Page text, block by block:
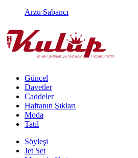
Arzu Sabancı
Güncel
Davetler
Caddeler
Haftanın Şıkları
Moda
Tatil
Söyleşi
Jet Set